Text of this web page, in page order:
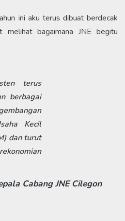
ini aku terus dibuat berdecak
melihat bagaimana JNE begitu
terus
berbagai
Kecil
dan turut
Cabang JNE Cilegon